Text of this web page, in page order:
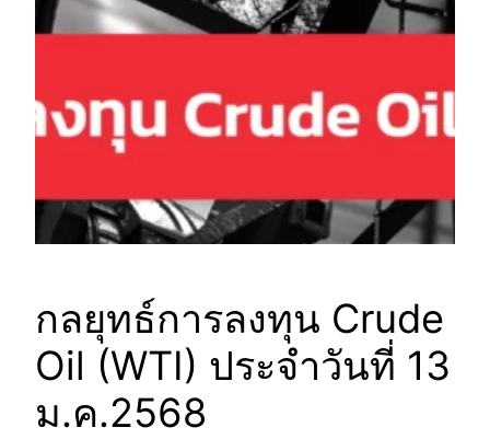
กลยุทธ์การลงทุน Crude
Oil (WTI) ประจำวันที่ 13
ม.ค.2568